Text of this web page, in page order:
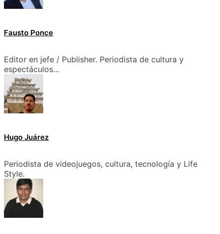
Fausto Ponce
Editor en jefe / Publisher. Periodista de cultura y
espectáculos…
Hugo Juárez
Periodista de videojuegos, cultura, tecnología y Life
Style.